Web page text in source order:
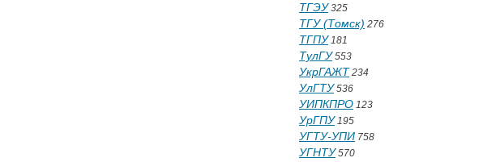
ТГЭУ325
ТГУ (Томск) 276
ТГПУ181
ТулГУ553
УкрГАЖТ 234
УлГТУ536
УИПКПРО 123
УрГПУ195
УГТУ-УПИ 758
УГНТУ570